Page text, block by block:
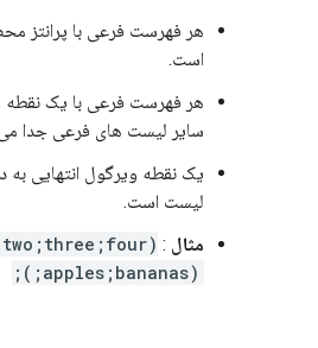
هر فهرست فرعی با پرانتز
است.
هر فهرست فرعی با یک نقطه
سایر لیست های فرعی جدا
یک نقطه ویرگول انتهایی به
لیست است.
مثال :
(apples;bananas;);